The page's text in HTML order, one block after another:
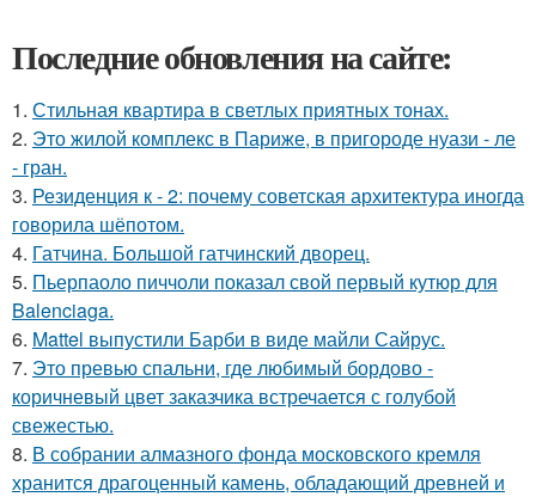
Последние обновления на сайте:
1. Стильная квартира в светлых приятных тонах.
2. Это жилой комплекс в Париже, в пригороде нуази - ле
- гран.
3. Резиденция к - 2: почему советская архитектура иногда
говорила шёпотом.
4. Гатчина. Большой гатчинский дворец.
5. Пьерпаоло пиччоли показал свой первый кутюр для
Balenciaga.
6. Mattel выпустили Барби в виде майли Сайрус.
7. Это превью спальни, где любимый бордово -
коричневый цвет заказчика встречается с голубой
свежестью.
8. В собрании алмазного фонда московского кремля
хранится драгоценный камень, обладающий древней и